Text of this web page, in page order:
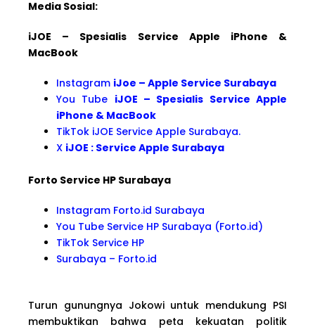
Media Sosial:
iJOE – Spesialis Service Apple iPhone &
MacBook
Instagram iJoe – Apple Service Surabaya
You Tube iJOE – Spesialis Service Apple
iPhone & MacBook
TikTok iJOE Service Apple Surabaya.
X iJOE : Service Apple Surabaya
Forto Service HP Surabaya
Instagram Forto.id Surabaya
You Tube Service HP Surabaya (Forto.id)
TikTok Service HP
Surabaya – Forto.id
Turun gunungnya Jokowi untuk mendukung PSI
membuktikan bahwa peta kekuatan politik